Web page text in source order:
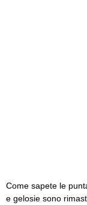
Come sapete le
e gelosie sono